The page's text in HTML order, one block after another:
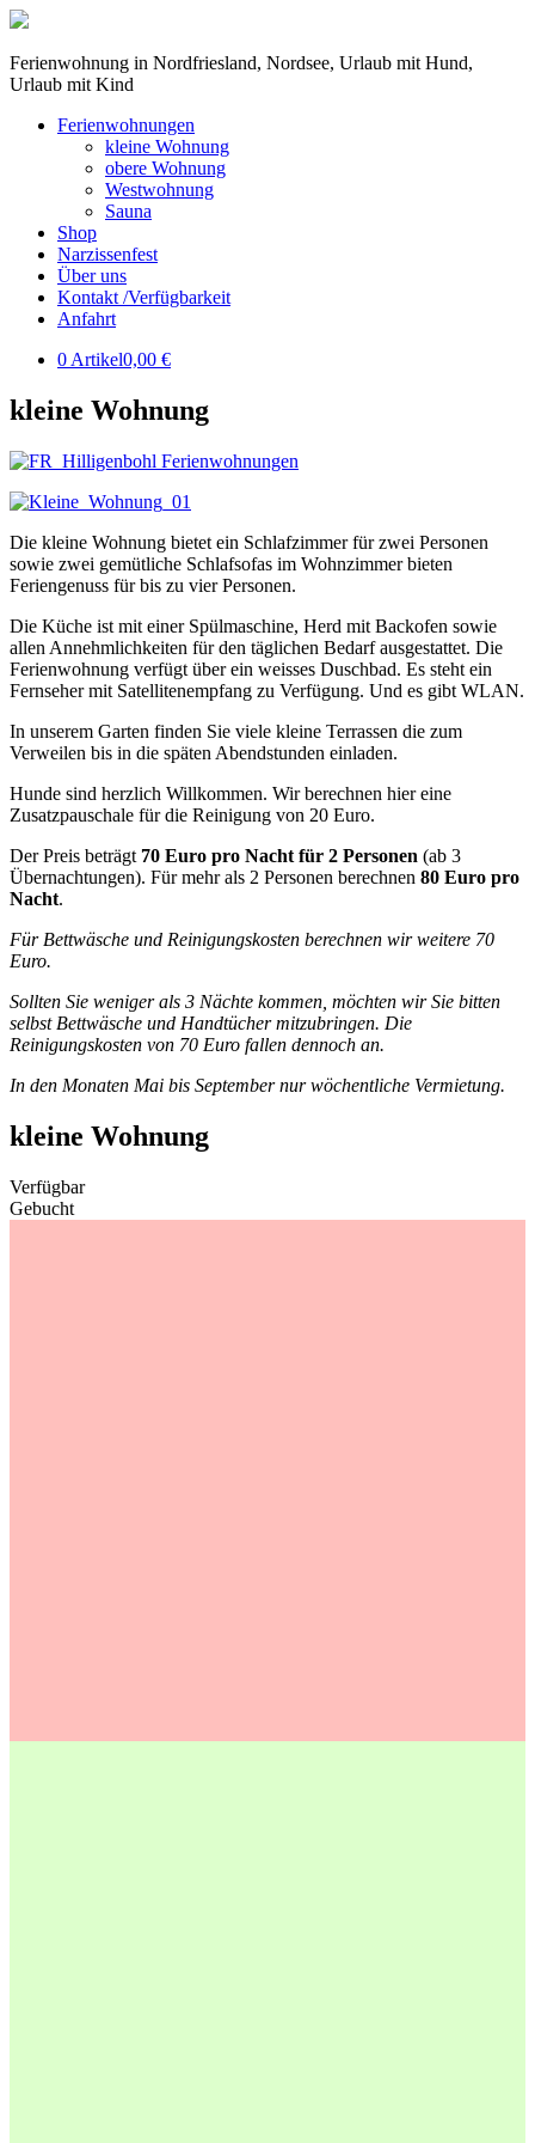
Ferienwohnung in Nordfriesland, Nordsee, Urlaub mit Hund,
Urlaub mit Kind
Ferienwohnungen
kleine Wohnung
obere Wohnung
Westwohnung
Sauna
Shop
Narzissenfest
Über uns
Kontakt /Verfügbarkeit
Anfahrt
0 Artikel0,00 €
kleine Wohnung
Die kleine Wohnung bietet ein Schlafzimmer für zwei Personen
sowie zwei gemütliche Schlafsofas im Wohnzimmer bieten
Feriengenuss für bis zu vier Personen.
Die Küche ist mit einer Spülmaschine, Herd mit Backofen sowie
allen Annehmlichkeiten für den täglichen Bedarf ausgestattet. Die
Ferienwohnung verfügt über ein weisses Duschbad. Es steht ein
Fernseher mit Satellitenempfang zu Verfügung. Und es gibt WLAN.
In unserem Garten finden Sie viele kleine Terrassen die zum
Verweilen bis in die späten Abendstunden einladen.
Hunde sind herzlich Willkommen. Wir berechnen hier eine
Zusatzpauschale für die Reinigung von 20 Euro.
Der Preis beträgt 70 Euro pro Nacht für 2 Personen (ab 3
Übernachtungen). Für mehr als 2 Personen berechnen 80 Euro pro
Nacht.
Für Bettwäsche und Reinigungskosten berechnen wir weitere 70
Euro.
Sollten Sie weniger als 3 Nächte kommen, möchten wir Sie bitten
selbst Bettwäsche und Handtücher mitzubringen. Die
Reinigungskosten von 70 Euro fallen dennoch an.
In den Monaten Mai bis September nur wöchentliche Vermietung.
kleine Wohnung
Verfügbar
Gebucht